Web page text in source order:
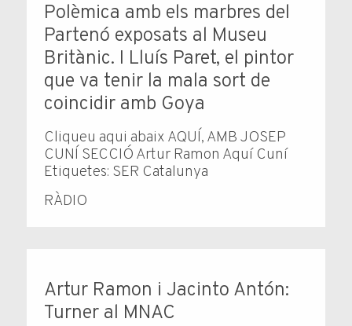
RÀDIO
Polèmica amb els marbres del
Partenó exposats al Museu
Britànic. I Lluís Paret, el pintor
que va tenir la mala sort de
coincidir amb Goya
Cliqueu aqui abaix AQUÍ, AMB JOSEP
CUNÍ SECCIÓ Artur Ramon Aquí Cuní
Etiquetes: SER Catalunya
Artur Ramon i Jacinto Antón:
Turner al MNAC